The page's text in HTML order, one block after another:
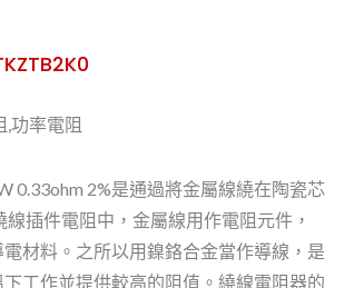
,功率電阻
0.33ohm 2%是通過將金屬線繞在陶瓷芯
線插件電阻中，金屬線用作電阻元件，
材料。之所以用鎳鉻合金當作導線，是
工作並提供較高的阻值。繞線電阻器的